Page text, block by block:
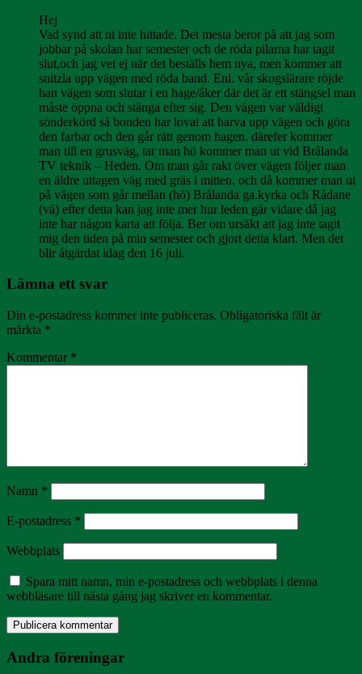
Hej
Vad synd att ni inte hittade. Det mesta beror på att jag som
jobbar på skolan har semester och de röda pilarna har tagit
slut,och jag vet ej när det beställs hem nya, men kommer att
snitzla upp vägen med röda band. Enl. vår skogslärare röjde
han vägen som slutar i en hage/åker där det är ett stängsel man
måste öppna och stänga efter sig. Den vägen var väldigt
sönderkörd så bonden har lovat att harva upp vägen och göra
den farbar och den går rätt genom hagen. därefer kommer
man till en grusväg, tar man hö kommer man ut vid Brålanda
TV teknik – Heden. Om man går rakt över vägen följer man
en äldre uttagen väg med gräs i mitten. och då kommer man ut
på vägen som går mellan (hö) Brålanda ga.kyrka och Rådane
(vä) efter detta kan jag inte mer hur leden går vidare då jag
inte har någon karta att följa. Ber om ursäkt att jag inte tagit
mig den tiden på min semester och gjort detta klart. Men det
blir åtgärdat idag den 16 juli.
Lämna ett svar
Din e-postadress kommer inte publiceras. Obligatoriska fält är
märkta *
Kommentar *
Namn *
E-postadress *
Webbplats
Spara mitt namn, min e-postadress och webbplats i denna
webbläsare till nästa gång jag skriver en kommentar.
Andra föreningar